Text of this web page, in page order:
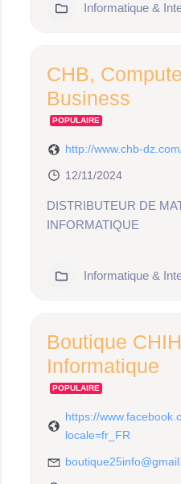
Informatique &
CHB,
Business
POPULAIRE
http://www.chb-
12/11/2024
DISTRIBUTEUR DE
INFORMATIQUE
Informatique &
Boutique
Informatique
POPULAIRE
https://
locale=fr_FR